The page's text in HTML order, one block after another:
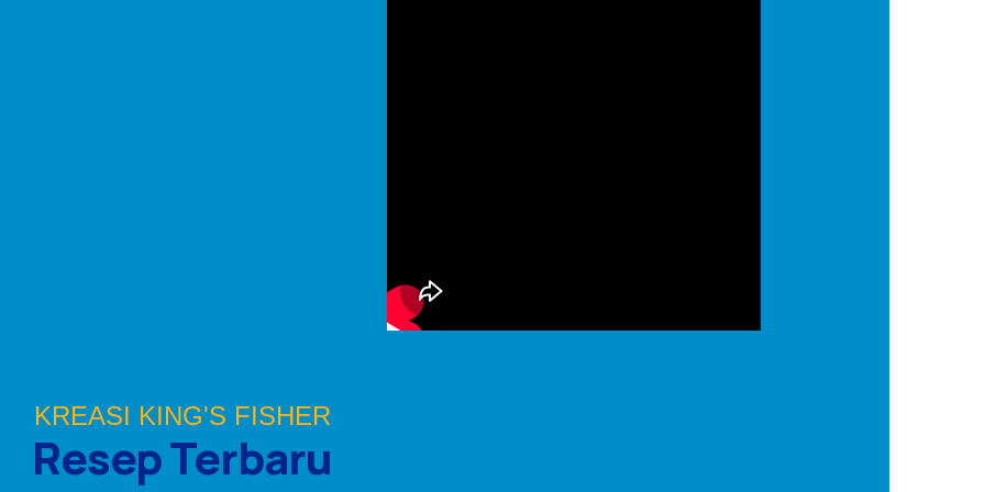
KREASI KING'S FISHER
Resep Terbaru
Udang Kings